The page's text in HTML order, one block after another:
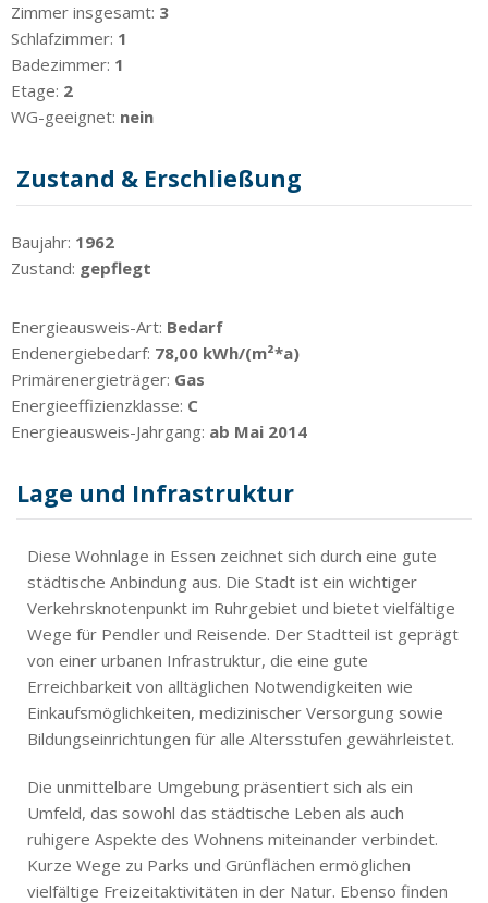
Zimmer insgesamt: 3
Schlafzimmer: 1
Badezimmer: 1
Etage: 2
WG-geeignet: nein
Zustand & Erschließung
Baujahr: 1962
Zustand: gepflegt
Energieausweis-Art: Bedarf
Endenergiebedarf: 78,00 kWh/(m²*a)
Primärenergieträger: Gas
Energieeffizienzklasse: C
Energieausweis-Jahrgang: ab Mai 2014
Lage und Infrastruktur
Diese Wohnlage in Essen zeichnet sich durch eine gute
städtische Anbindung aus. Die Stadt ist ein wichtiger
Verkehrsknotenpunkt im Ruhrgebiet und bietet vielfältige
Wege für Pendler und Reisende. Der Stadtteil ist geprägt
von einer urbanen Infrastruktur, die eine gute
Erreichbarkeit von alltäglichen Notwendigkeiten wie
Einkaufsmöglichkeiten, medizinischer Versorgung sowie
Bildungseinrichtungen für alle Altersstufen gewährleistet.
Die unmittelbare Umgebung präsentiert sich als ein
Umfeld, das sowohl das städtische Leben als auch
ruhigere Aspekte des Wohnens miteinander verbindet.
Kurze Wege zu Parks und Grünflächen ermöglichen
vielfältige Freizeitaktivitäten in der Natur. Ebenso finden